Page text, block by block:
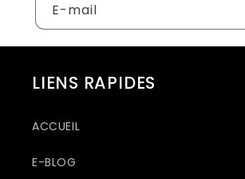
E-mail
LIENS RAPIDES
ACCUEIL
E-BLOG